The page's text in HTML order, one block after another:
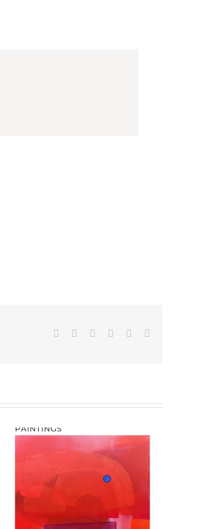
Facebook LinkedInWhatsApp
Pinterest
Gallery Katarzyna
Napiorkowska X
Warsaw
International